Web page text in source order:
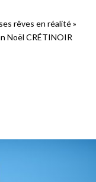
rêves en réalité »
Noël CRÉTINOIR